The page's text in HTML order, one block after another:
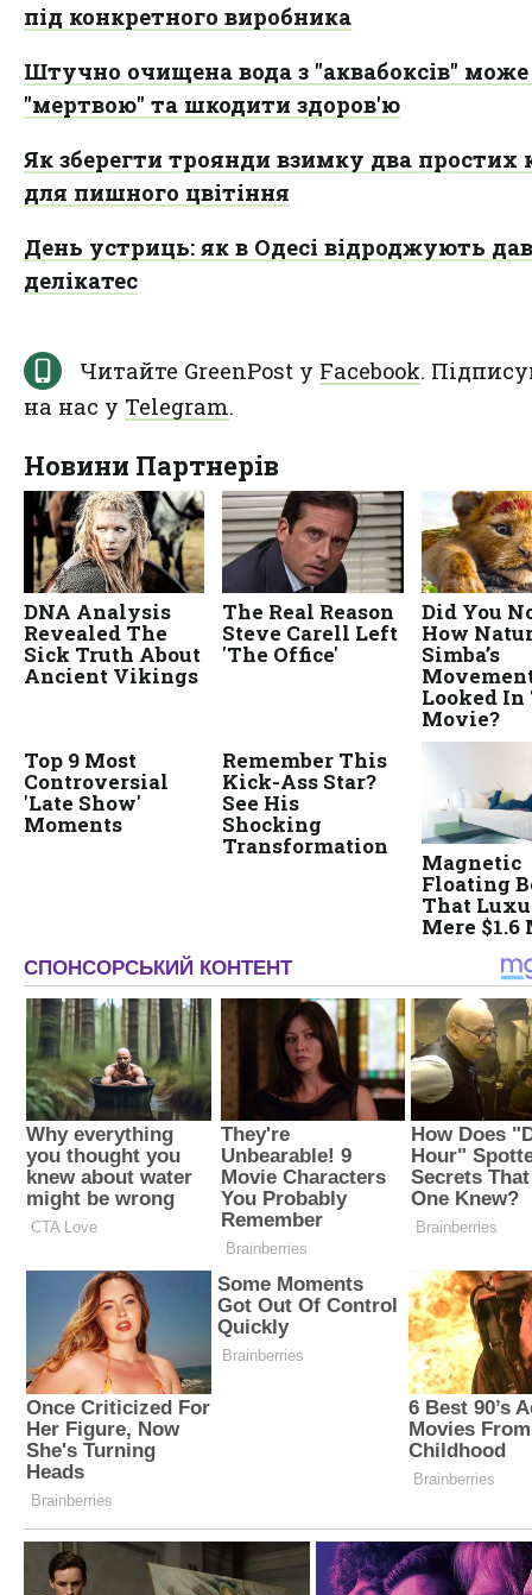
під конкретного виробника
Штучно очищена вода з "аквабоксів"
"мертвою" та шкодити здоров'ю
Як зберегти троянди взимку два простих
для пишного цвітіння
День устриць: як в Одесі відроджують
делікатес
Читайте GreenPost у Facebook.
на нас у Telegram.